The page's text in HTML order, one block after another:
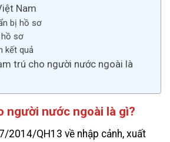
Nam
bị hồ sơ
sơ
kết quả
trú cho người nước ngoài là
người nước ngoài là gì?
2014/QH13 về nhập cảnh, xuất